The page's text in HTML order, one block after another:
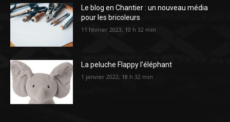
Le blog en Chantier : un nouveau média
pour les bricoleurs
11 février 2023, 10 h 32 min
La peluche Flappy l’éléphant
1 janvier 2022, 18 h 32 min